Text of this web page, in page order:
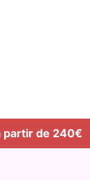
partir de 240€